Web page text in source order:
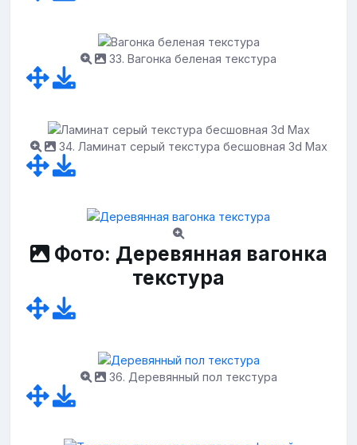
33. Вагонка беленая текстура
34. Ламинат серый текстура бесшовная 3d Max
Фото: Деревянная вагонка
текстура
36. Деревянный пол текстура